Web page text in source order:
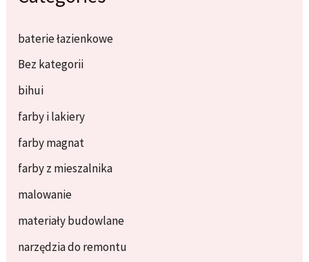
baterie łazienkowe
Bez kategorii
bihui
farby i lakiery
farby magnat
farby z mieszalnika
malowanie
materiały budowlane
narzędzia do remontu